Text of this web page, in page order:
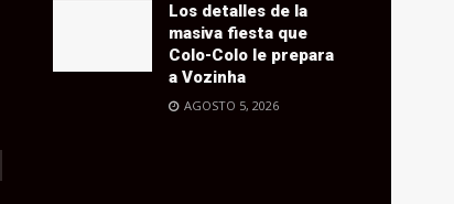
Los detalles de la
masiva fiesta que
Colo-Colo le prepara
a Vozinha
AGOSTO 5, 2026